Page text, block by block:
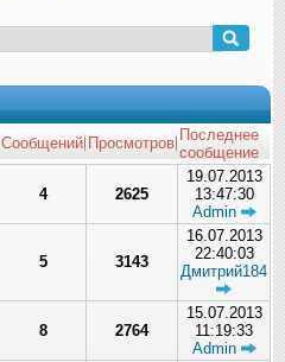
Сообщений Просмотров Последнее
сообщение
4 2625
19.07.2013
13:47:30
Admin
5 3143
16.07.2013
22:40:03
Дмитрий184
8 2764
15.07.2013
11:19:33
Admin